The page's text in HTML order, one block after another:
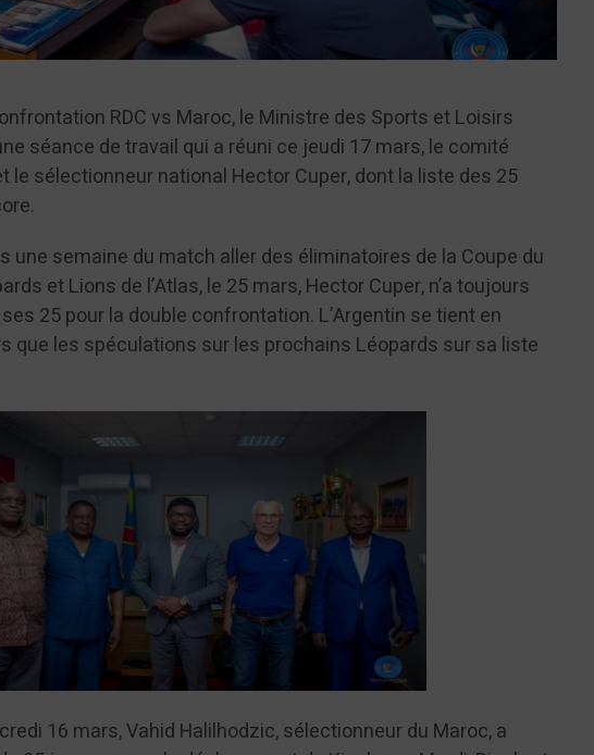
RDC vs Maroc, le Ministre des Sports et Loisirs
séance de travail qui a réuni ce jeudi 17 mars, le comité
le sélectionneur national Hector Cuper, dont la liste des 25
une semaine du match aller des éliminatoires de la Coupe du
et Lions de l’Atlas, le 25 mars, Hector Cuper, n’a toujours
25 pour la double confrontation. L’Argentin se tient en
que les spéculations sur les prochains Léopards sur sa liste
16 mars, Vahid Halilhodzic, sélectionneur du Maroc, a